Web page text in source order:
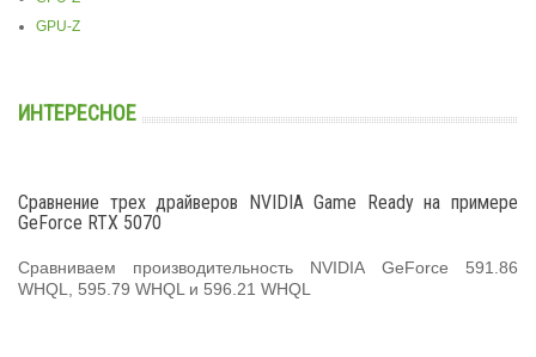
GPU-Z
ИНТЕРЕСНОЕ
Сравнение трех драйверов NVIDIA Game Ready на примере
GeForce RTX 5070
Сравниваем производительность NVIDIA GeForce 591.86
WHQL, 595.79 WHQL и 596.21 WHQL